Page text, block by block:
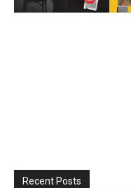
Recent Posts